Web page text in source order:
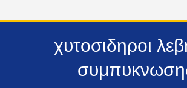
χυτοσιδηροι